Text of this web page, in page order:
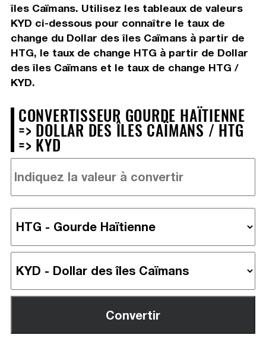
îles Caïmans. Utilisez les tableaux de valeurs
KYD ci-dessous pour connaître le taux de
change du Dollar des îles Caïmans à partir de
HTG, le taux de change HTG à partir de Dollar
des îles Caïmans et le taux de change HTG /
KYD.
CONVERTISSEUR GOURDE HAÏTIENNE
=> DOLLAR DES ÎLES CAÏMANS / HTG
=> KYD